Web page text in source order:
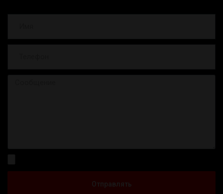
Отправлять